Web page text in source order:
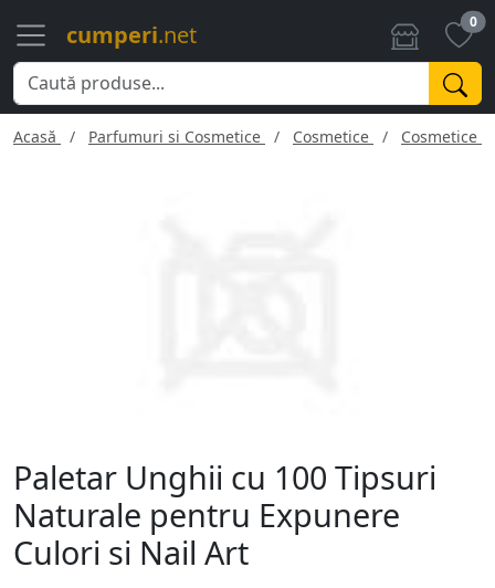
cumperi.net 0
Acasă Parfumuri si Cosmetice Cosmetice Cosmetice
Paletar Unghii cu 100 Tipsuri
Naturale pentru Expunere
Culori si Nail Art